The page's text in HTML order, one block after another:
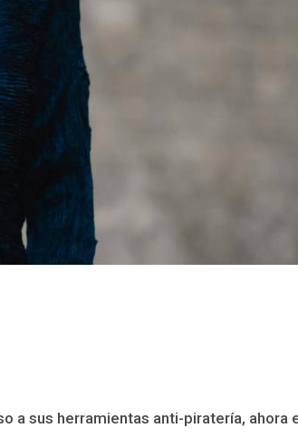
a sus herramientas anti-piratería, ahora